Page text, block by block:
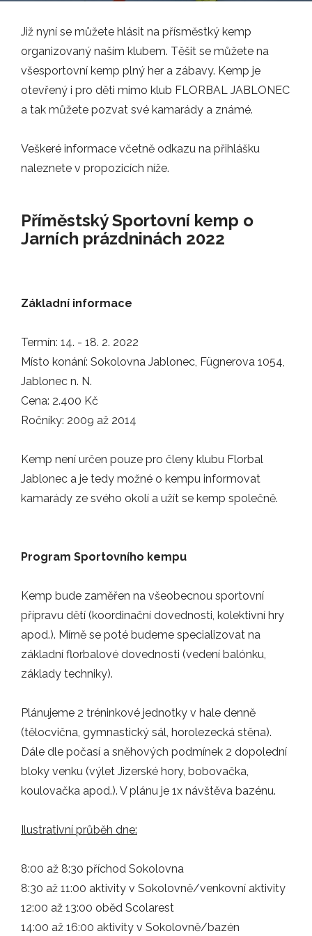
Nábor
Tréninky
Mládež
V sobotu 20. června nás čeká společné…
AKCE
20.03.2026
ZÁPASY
ZÁPASY
10.03.2026
Florbal Jablonec míří výš. Cílem pro…
ZÁPASY
19.02.2026
Vážení členové klubu, na základě…
Již příští sobotu 24. ledna 2026 se…
12.11.2025
Každoroční spolupráce s FBC Liberec je…
Již nyní se můžete hlásit na přísměstký kemp
organizovaný naším klubem. Těšit se můžete na
všesportovní kemp plný her a zábavy. Kemp je
otevřený i pro děti mimo klub FLORBAL JABLONEC
a tak můžete pozvat své kamarády a známé.
Veškeré informace včetně odkazu na přihlášku
naleznete v propozicích níže.
Příměstský Sportovní kemp o
Jarních prázdninách 2022
Základní informace
Termín: 14. - 18. 2. 2022
Místo konání: Sokolovna Jablonec, Fügnerova 1054,
Jablonec n. N.
Cena: 2.400 Kč
Ročníky: 2009 až 2014
Kemp není určen pouze pro členy klubu Florbal
Jablonec a je tedy možné o kempu informovat
kamarády ze svého okolí a užít se kemp společně.
Program Sportovního kempu
Kemp bude zaměřen na všeobecnou sportovní
přípravu dětí (koordinační dovednosti, kolektivní hry
apod.). Mírně se poté budeme specializovat na
základní florbalové dovednosti (vedení balónku,
základy techniky).
Plánujeme 2 tréninkové jednotky v hale denně
(tělocvična, gymnastický sál, horolezecká stěna).
Dále dle počasí a sněhových podmínek 2 dopolední
bloky venku (výlet Jizerské hory, bobovačka,
koulovačka apod.). V plánu je 1x návštěva bazénu.
Ilustrativní průběh dne:
8:00 až 8:30 příchod Sokolovna
8:30 až 11:00 aktivity v Sokolovně/venkovní aktivity
12:00 až 13:00 oběd Scolarest
14:00 až 16:00 aktivity v Sokolovně/bazén